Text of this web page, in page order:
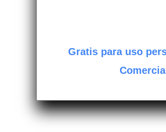
Gratis para uso